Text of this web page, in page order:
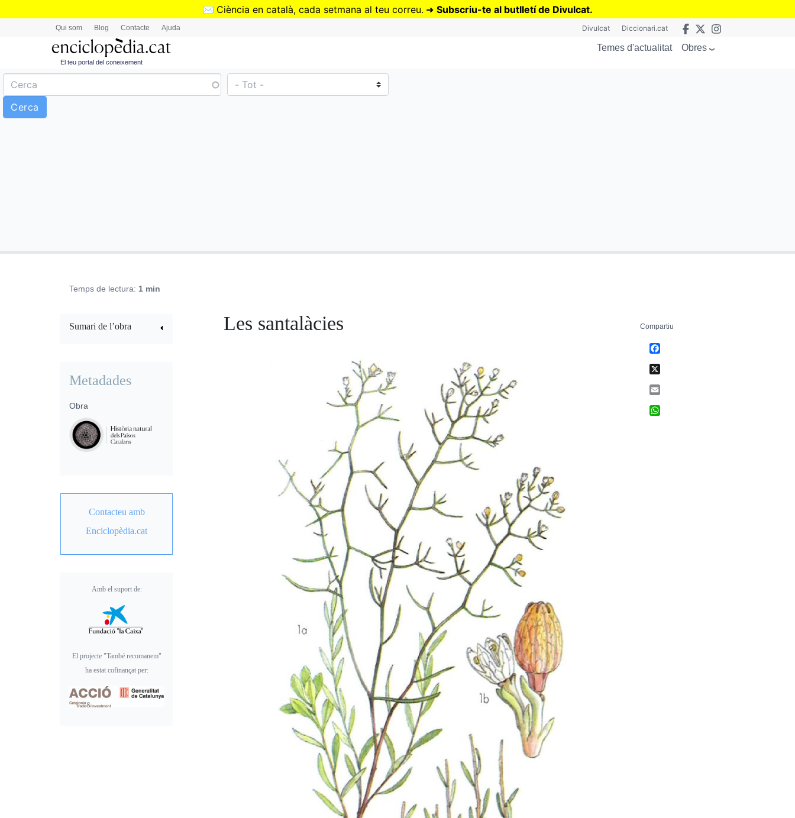
Vés
✉️ Ciència en català, cada setmana al teu correu. ➜ Subscriu-te al butlletí de Divulcat.
Qui som Blog Contacte Ajuda Divulcat Diccionari.cat
El teu portal del coneixement
Temes d'actualitat Obres
Temps de lectura: 1 min
Les santalàcies
Sumari de l’obra
Metadades
Obra
Contacteu amb
Enciclopèdia.cat
Amb el suport de:
El projecte "També recomanem"
ha estat cofinançat per:
Compartiu